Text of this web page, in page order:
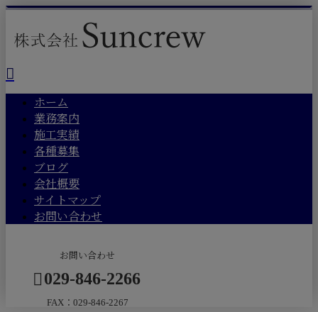
ホーム
業務案内
施工実績
各種募集
ブログ
会社概要
サイトマップ
お問い合わせ
お問い合わせ
029-846-2266
FAX：029-846-2267